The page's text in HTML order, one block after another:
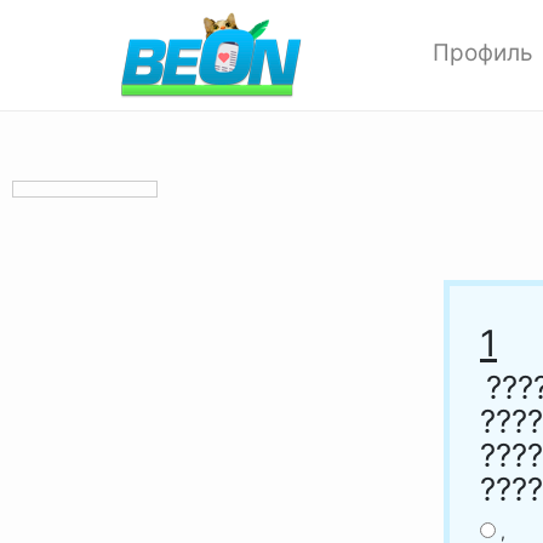
Профиль
Позитивки
1
,